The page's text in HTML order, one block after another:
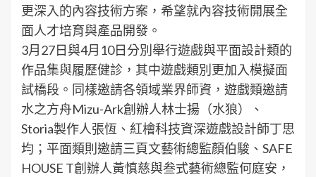
更深入的內容技術方案，希望就內容技術開展全
面人才培育與產品開發。
3月27日與4月10日分別舉行遊戲與平面設計類的
作品集與履歷健診，其中遊戲類別更加入模擬面
試橋段。同樣邀請各領域業界師資，遊戲類邀請
水之方舟Mizu-Ark創辦人林士揚（水狼）、
Storia製作人張恆、紅檜科技資深遊戲設計師丁思
均；平面類則邀請三頁文藝術總監顏伯駿、SAFE
HOUSE T創辦人黃慎慈與叁式藝術總監何庭安，